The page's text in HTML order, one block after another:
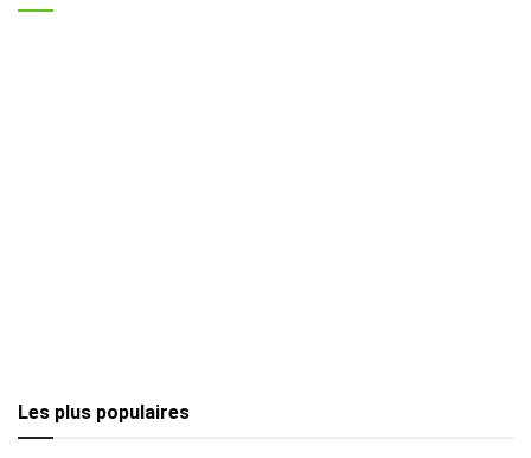
Les plus populaires